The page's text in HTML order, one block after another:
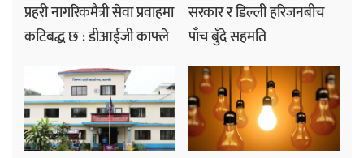
प्रहरी नागरिकमैत्री सेवा प्रवाहमा
कटिबद्ध छ : डीआईजी काफ्ले
सरकार र डिल्ली हरिजनबीच
पाँच बुँदे सहमति